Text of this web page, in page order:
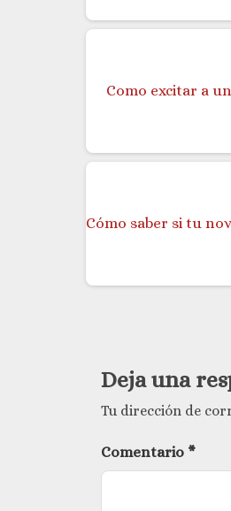
Deja una
Tu dirección de
Comentario *